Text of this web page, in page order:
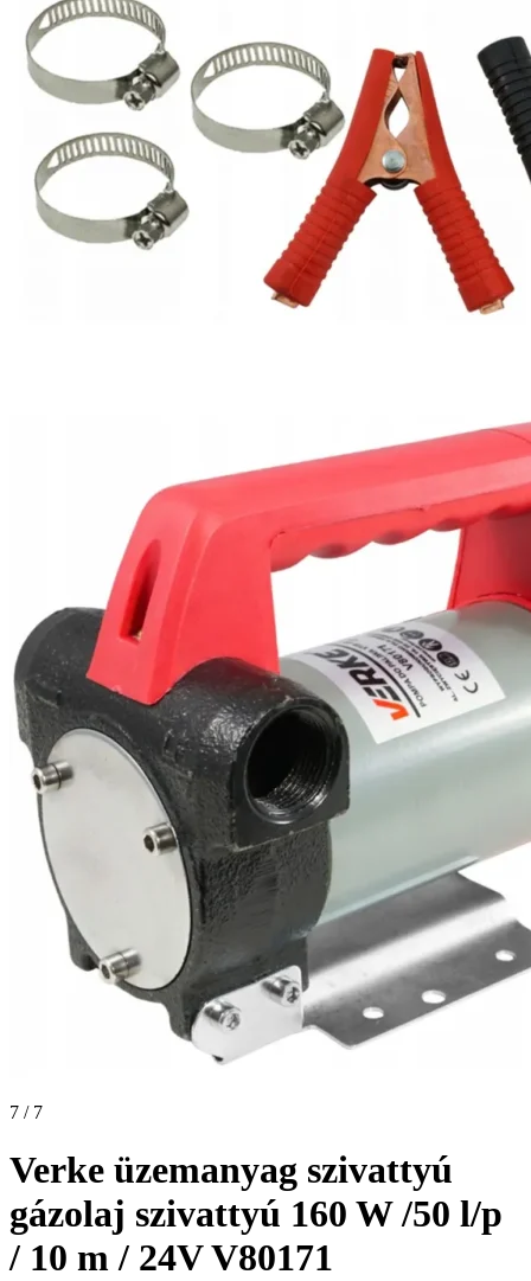
7 / 7
Verke üzemanyag szivattyú
gázolaj szivattyú 160 W /50 l/p
/ 10 m / 24V V80171